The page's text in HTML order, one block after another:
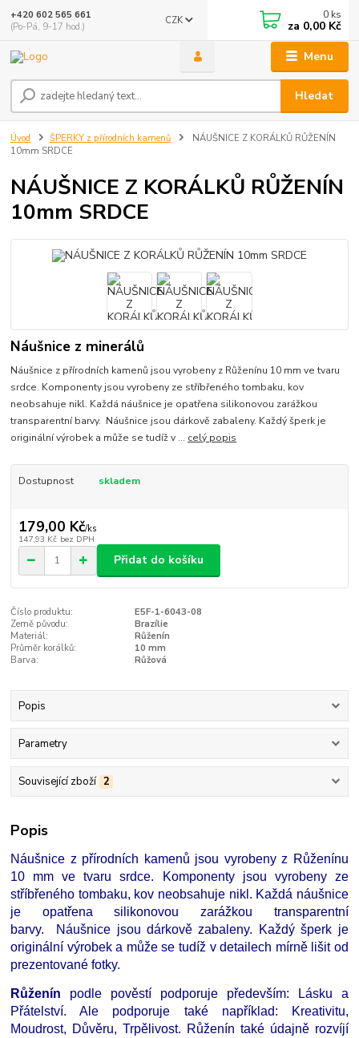
Menu
CZK
Hledat
+420 602 565 661
(Po-Pá, 9-17 hod.)
0 ks
za 0,00 Kč
Úvod ŠPERKY z přírodních kamenů
NÁUŠNICE Z KORÁLKŮ RŮŽENÍN
10mm SRDCE
NÁUŠNICE Z KORÁLKŮ RŮŽENÍN
10mm SRDCE
Náušnice z minerálů
Náušnice z přírodních kamenů jsou vyrobeny z Růženínu 10 mm ve tvaru
srdce. Komponenty jsou vyrobeny ze stříbřeného tombaku, kov
neobsahuje nikl. Každá náušnice je opatřena silikonovou zarážkou
transparentní barvy. Náušnice jsou dárkově zabaleny. Každý šperk je
originální výrobek a může se tudíž v ... celý popis
Dostupnost skladem
179,00 Kč/ks
147,93 Kč bez DPH
Přidat do košíku
Číslo produktu:
E5F-1-6043-08
Země původu:
Brazílie
Materiál:
Růženín
Průměr korálků:
10 mm
Barva:
Růžová
Popis
Parametry
Související zboží 2
Popis
Náušnice z přírodních kamenů jsou vyrobeny z Růženínu
10 mm ve tvaru srdce. Komponenty jsou vyrobeny ze
stříbřeného tombaku, kov neobsahuje nikl. Každá náušnice
je opatřena silikonovou zarážkou transparentní
barvy. Náušnice jsou dárkově zabaleny. Každý šperk je
originální výrobek a může se tudíž v detailech mírně lišit od
prezentované fotky.
Růženín podle pověstí podporuje především: Lásku a
Přátelství. Ale podporuje také například: Kreativitu,
Moudrost, Důvěru, Trpělivost. Růženín také údajně rozvíjí